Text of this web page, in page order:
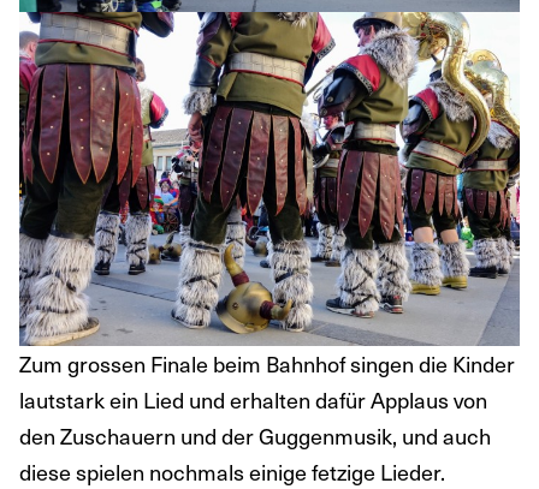
Zum grossen Finale beim Bahnhof singen die Kinder
lautstark ein Lied und erhalten dafür Applaus von
den Zuschauern und der Guggenmusik, und auch
diese spielen nochmals einige fetzige Lieder.